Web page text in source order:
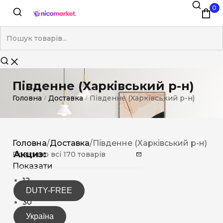
0
Південне (Харківський р-н)
Головна / Доставка / Південне (Харківський р-н)
Акциз:
DUTY-FREE
Україна
Головна/Доставка/Південне (Харківський р-н)
Показано всі 170 товарів
Показати
12
15
30